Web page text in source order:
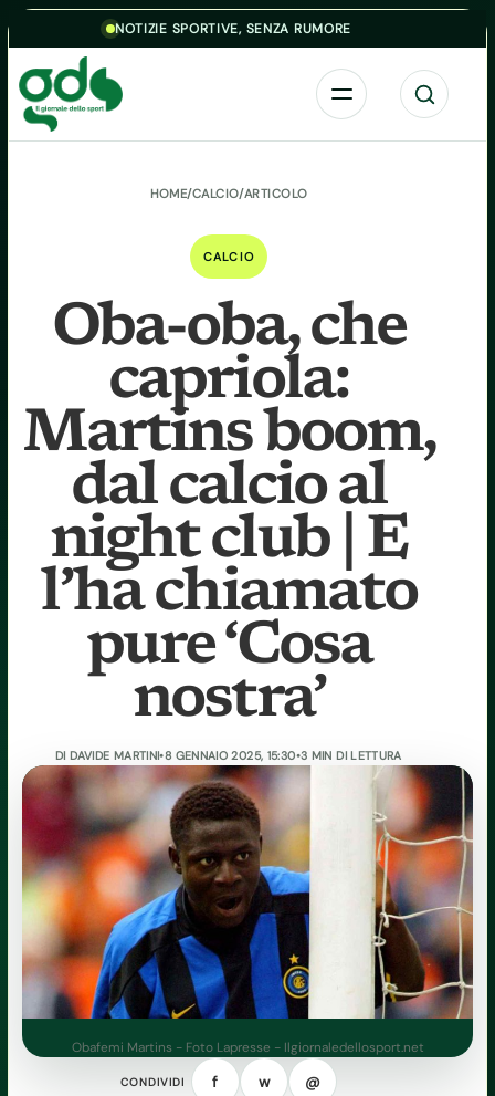
Skip to contentNOTIZIE SPORTIVE, SENZA RUMORE
Menu Cerca
HOME/CALCIO/ARTICOLO
CALCIO
Oba-oba, che
capriola:
Martins boom,
dal calcio al
night club | E
l’ha chiamato
pure ‘Cosa
nostra’
DIDAVIDE MARTINI•8 GENNAIO 2025, 15:30•3 MIN DI LETTURA
Obafemi Martins - Foto Lapresse - Ilgiornaledellosport.net
CONDIVIDI f w @